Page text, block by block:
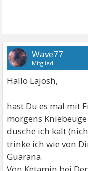
Wave77
Mitglied
Hallo Lajosh,
hast Du es mal mit
morgens
dusche ich kalt
trinke ich wie von
Guarana.